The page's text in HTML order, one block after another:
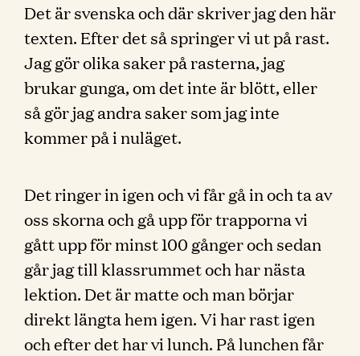
Det är svenska och där skriver jag den här
texten. Efter det så springer vi ut på rast.
Jag gör olika saker på rasterna, jag
brukar gunga, om det inte är blött, eller
så gör jag andra saker som jag inte
kommer på i nuläget.
Det ringer in igen och vi får gå in och ta av
oss skorna och gå upp för trapporna vi
gått upp för minst 100 gånger och sedan
går jag till klassrummet och har nästa
lektion. Det är matte och man börjar
direkt längta hem igen. Vi har rast igen
och efter det har vi lunch. På lunchen får